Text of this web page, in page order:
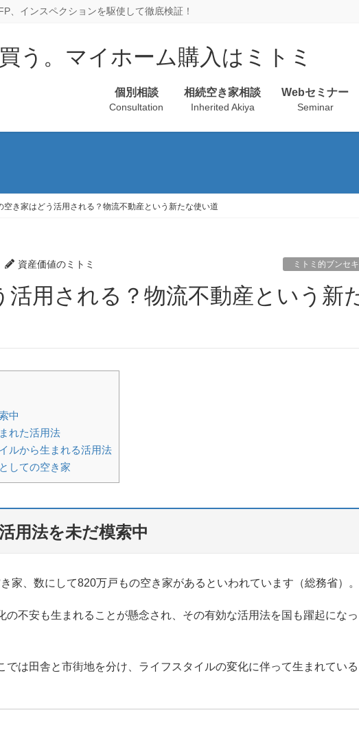
、インスペクションを駆使して徹底検証！
個別相談
Consultation
相続空き家相談
Inherited Akiya
Webセミナー
Seminar
空き家はどう活用される？物流不動産という新たな使い道
資産価値のミトミ ミトミ的ブンセキ
中
れた活用法
ルから生まれる活用法
しての空き家
用法を未だ模索中
家、数にして820万戸もの空き家があるといわれています（総務省）。
不安も生まれることが懸念され、その有効な活用法を国も躍起になっ
は田舎と市街地を分け、ライフスタイルの変化に伴って生まれている